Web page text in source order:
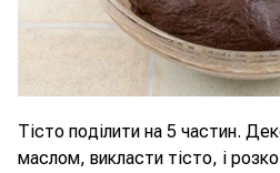
Тісто поділити на 5 частин.
маслом, викласти тісто, і